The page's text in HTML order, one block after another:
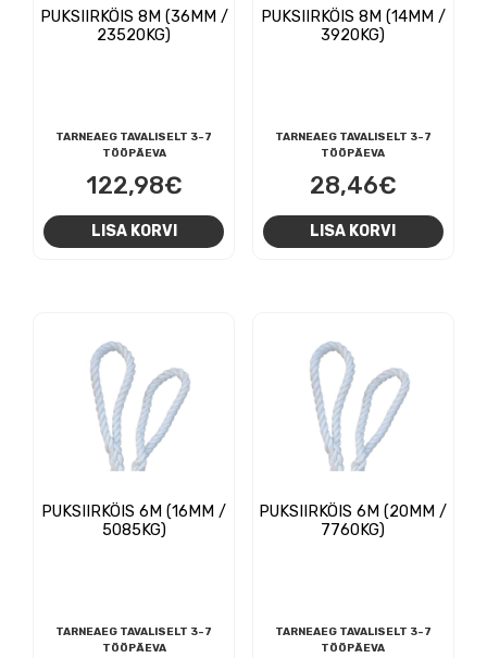
PUKSIIRKÖIS 8M (36MM /
23520KG)
TARNEAEG TAVALISELT 3-7
TÖÖPÄEVA
122,98€
LISA KORVI
PUKSIIRKÖIS 8M (14MM /
3920KG)
TARNEAEG TAVALISELT 3-7
TÖÖPÄEVA
28,46€
LISA KORVI
PUKSIIRKÖIS 6M (16MM /
5085KG)
TARNEAEG TAVALISELT 3-7
TÖÖPÄEVA
PUKSIIRKÖIS 6M (20MM /
7760KG)
TARNEAEG TAVALISELT 3-7
TÖÖPÄEVA